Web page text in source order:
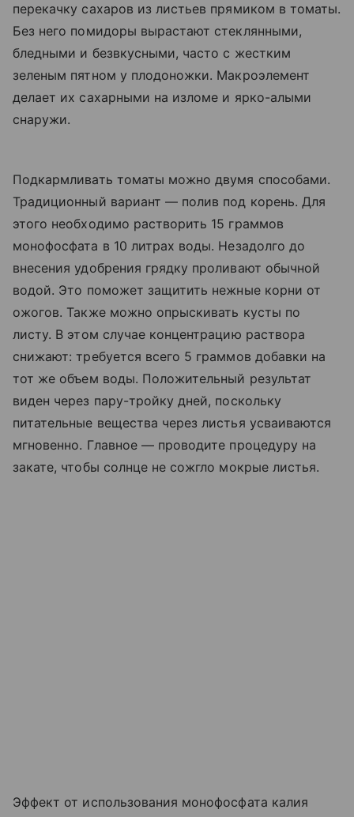
перекачку сахаров из листьев прямиком в томаты.
Без него помидоры вырастают стеклянными,
бледными и безвкусными, часто с жестким
зеленым пятном у плодоножки. Макроэлемент
делает их сахарными на изломе и ярко-алыми
снаружи.
Подкармливать томаты можно двумя способами.
Традиционный вариант — полив под корень. Для
этого необходимо растворить 15 граммов
монофосфата в 10 литрах воды. Незадолго до
внесения удобрения грядку проливают обычной
водой. Это поможет защитить нежные корни от
ожогов. Также можно опрыскивать кусты по
листу. В этом случае концентрацию раствора
снижают: требуется всего 5 граммов добавки на
тот же объем воды. Положительный результат
виден через пару-тройку дней, поскольку
питательные вещества через листья усваиваются
мгновенно. Главное — проводите процедуру на
закате, чтобы солнце не сожгло мокрые листья.
Эффект от использования монофосфата калия